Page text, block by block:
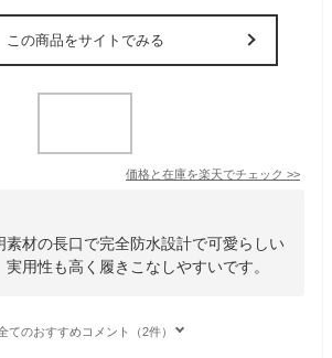
この商品をサイトでみる
価格と在庫を楽天でチェック >>
素材の長口で完全防水設計で可愛らしい
用性も高く履きこなしやすいです。
てのおすすめコメント（2件）